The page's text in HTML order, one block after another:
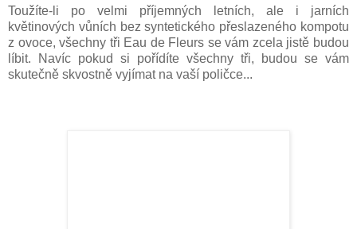
Toužíte-li po velmi příjemných letních, ale i jarních
květinových vůních bez syntetického přeslazeného kompotu
z ovoce, všechny tři Eau de Fleurs se vám zcela jistě budou
líbit. Navíc pokud si pořídíte všechny tři, budou se vám
skutečně skvostně vyjímat na vaší poličce...